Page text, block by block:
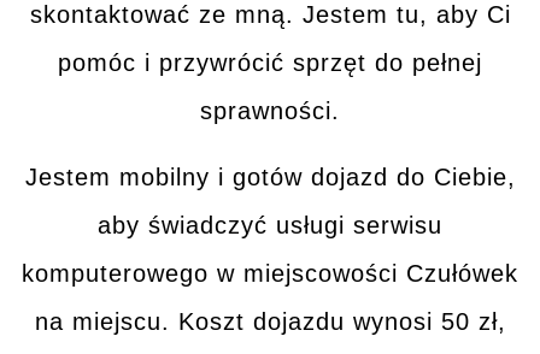
skontaktować ze mną. Jestem tu, aby Ci
pomóc i przywrócić sprzęt do pełnej
sprawności.
Jestem mobilny i gotów dojazd do Ciebie,
aby świadczyć usługi serwisu
komputerowego w miejscowości Czułówek
na miejscu. Koszt dojazdu wynosi 50 zł,